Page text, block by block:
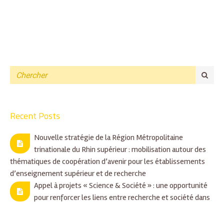
Recent Posts
Nouvelle stratégie de la Région Métropolitaine
trinationale du Rhin supérieur : mobilisation autour des
thématiques de coopération d’avenir pour les établissements
d’enseignement supérieur et de recherche
Appel à projets « Science & Société » : une opportunité
pour renforcer les liens entre recherche et société dans